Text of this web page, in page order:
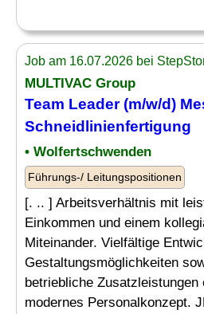
Job am 16.07.2026 bei
MULTIVAC Group
Team Leader(m/w/d)
Schneidlinienfertigung
• Wolfertschwenden
Führungs-/ Leitungspositionen
[. .. ] Arbeitsverhältnis mit
Einkommen und einem
Miteinander. Vielfältige
Gestaltungsmöglichkeiten
betriebliche Zusatzleistungen
modernes Personalkonzept.